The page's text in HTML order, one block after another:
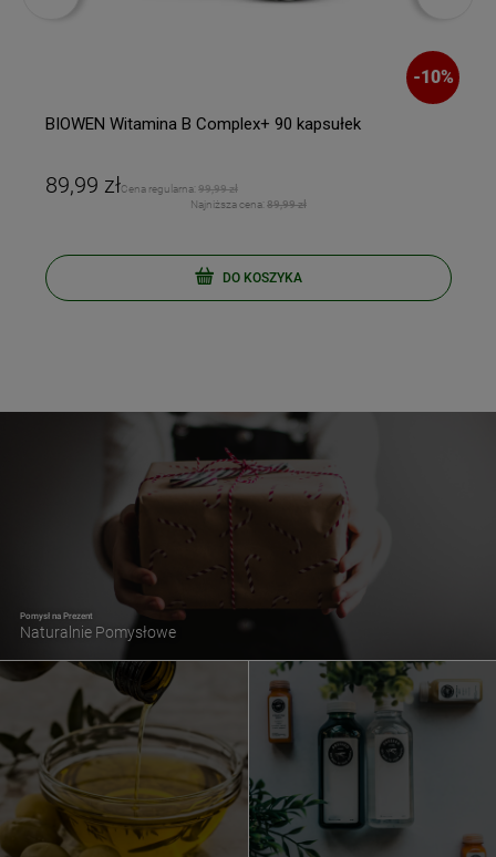
-10%
BIOWEN Witamina B Complex+ 90 kapsułek
89,99 złCena regularna: 99,99 zł
Najniższa cena: 89,99 zł
DO KOSZYKA
Pomysł na Prezent
Naturalnie Pomysłowe